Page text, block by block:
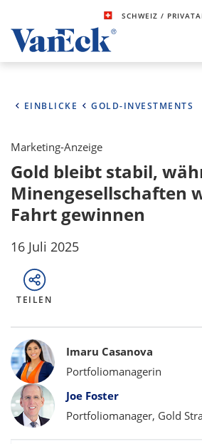
SCHWEIZ/
EINBLICKE GOLD-INVESTMENTS
Marketing-Anzeige
Gold bleibt stabil,
Minengesellschaften
Fahrt gewinnen
16 Juli 2025
TEILEN
Bylines
Imaru Casanova
Portfoliomanagerin
Joe Foster
Portfoliomanager, Gold